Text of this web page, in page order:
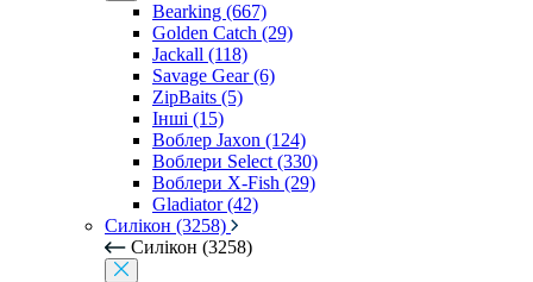
Bearking (667)
Golden Catch (29)
Jackall (118)
Savage Gear (6)
ZipBaits (5)
Інші (15)
Воблер Jaxon (124)
Воблери Select (330)
Воблери X-Fish (29)
Gladiator (42)
Силікон (3258)
Силікон (3258)